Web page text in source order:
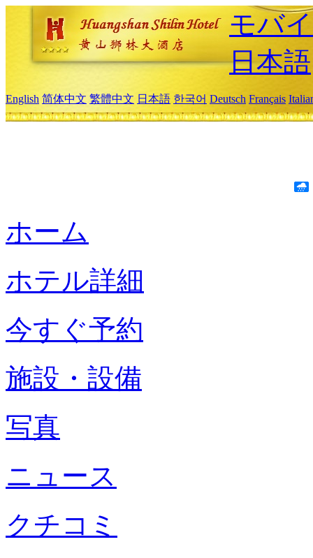
モバ
日本語
English 简体中文 繁體中文 日本語 한국어 Deutsch Français
ホーム
ホテル詳細
今すぐ予約
施設・設備
写真
ニュース
クチコミ